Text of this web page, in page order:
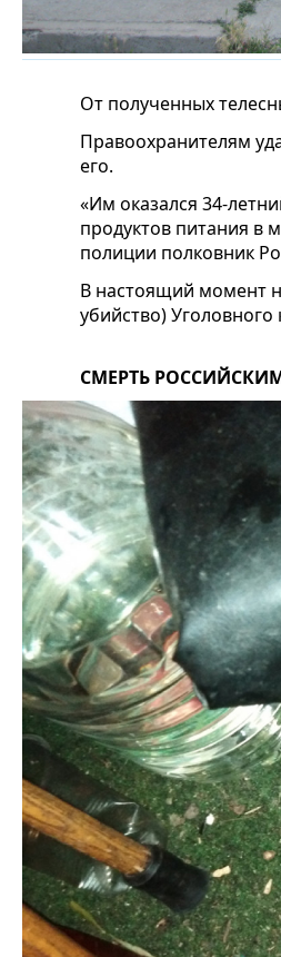
От полученных
Правоохранителям
его.
«Им оказался 34-
продуктов питания в
полиции полковник
В настоящий момент
убийство) Уголовного
СМЕРТЬ